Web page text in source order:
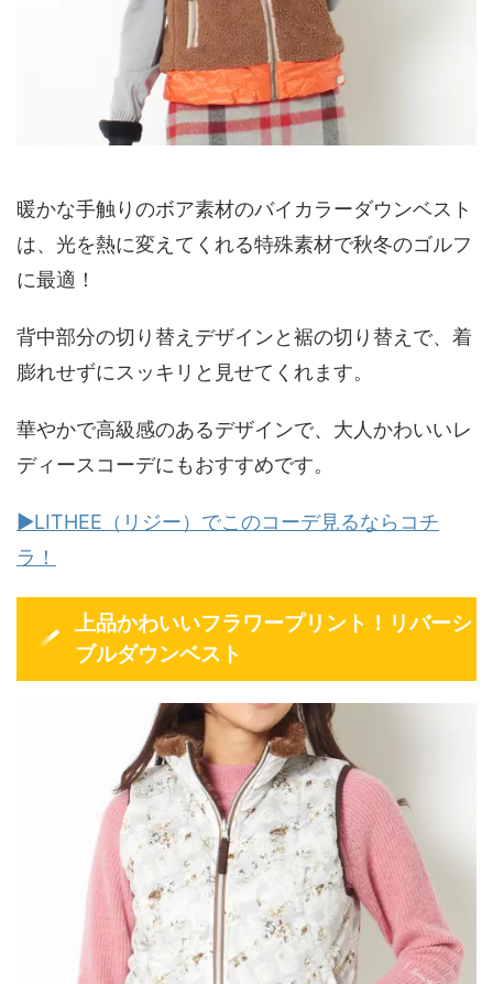
暖かな手触りのボア素材のバイカラーダウンベスト
は、光を熱に変えてくれる特殊素材で秋冬のゴルフ
に最適！
背中部分の切り替えデザインと裾の切り替えで、着
膨れせずにスッキリと見せてくれます。
華やかで高級感のあるデザインで、大人かわいいレ
ディースコーデにもおすすめです。
▶LITHEE（リジー）でこのコーデ見るならコチ
ラ！
上品かわいいフラワープリント！リバーシ
ブルダウンベスト